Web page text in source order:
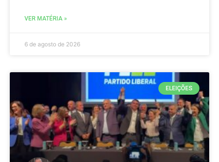
VER MATÉRIA »
6 de agosto de 2026
ELEIÇÕES